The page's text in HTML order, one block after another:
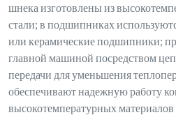
шнека изготовлены из
стали; в подшипниках
или керамические подшипники;
главной машиной посредством
передачи для уменьшения
обеспечивают надежную работу
высокотемпературных материалов